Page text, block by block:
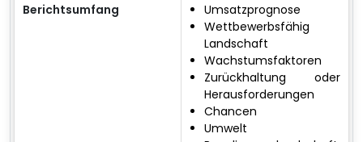
Berichtsumfang
Umsatzprognose
Wettbewerbsfähig
Landschaft
Wachstumsfaktoren
Zurückhaltung oder
Herausforderungen
Chancen
Umwelt